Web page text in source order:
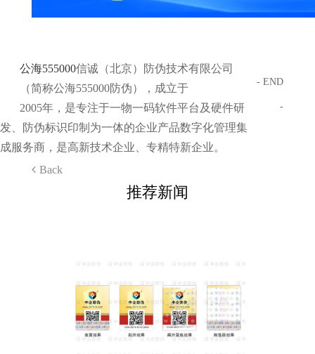
公海555000信诚（北京）防伪技术有限公司
（简称公海555000防伪），成立于
2005年，是专注于一物一码软件平台及硬件研
发、防伪标识印制为一体的企业产品数字化管理集
成服务商，是高新技术企业、专精特新企业。
Back
- END
-
推荐新闻